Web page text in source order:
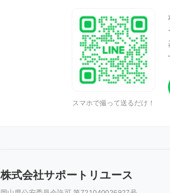
スマホで撮って送るだけ！
株式会社サポートリユース